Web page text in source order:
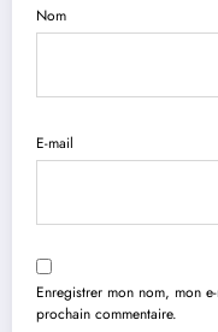
Nom
E-mail
Enregistrer mon nom, mon
prochain commentaire.